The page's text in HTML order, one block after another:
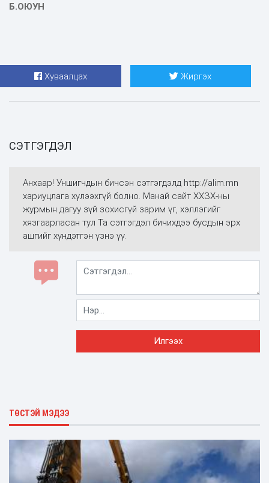
Б.ОЮУН
Хуваалцах Жиргэх
СЭТГЭГДЭЛ
Анхаар! Уншигчдын бичсэн сэтгэгдэлд http://alim.mn
хариуцлага хүлээхгүй болно. Манай сайт ХХЗХ-ны
журмын дагуу зүй зохисгүй зарим үг, хэллэгийг
хязгаарласан тул Та сэтгэгдэл бичихдээ бусдын эрх
ашгийг хүндэтгэн үзнэ үү.
ТӨСТЭЙ МЭДЭЭ